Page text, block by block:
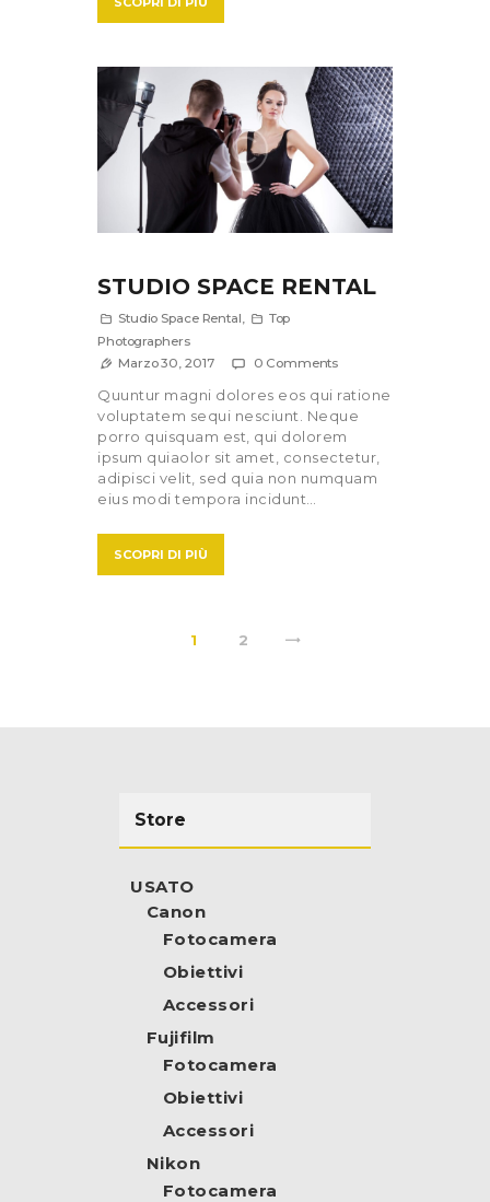
STUDIO SPACE RENTAL
Studio Space Rental,
Top
Photographers
Marzo 30, 2017
0 Comments
Quuntur magni dolores eos qui ratione
voluptatem sequi nesciunt. Neque
porro quisquam est, qui dolorem
ipsum quiaolor sit amet, consectetur,
adipisci velit, sed quia non numquam
eius modi tempora incidunt…
SCOPRI DI PIÙ
1 2
Store
USATO
Canon
Fotocamera
Obiettivi
Accessori
Fujifilm
Fotocamera
Obiettivi
Accessori
Nikon
Fotocamera